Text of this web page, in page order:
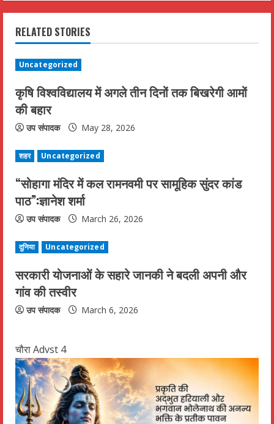
n
u
e
R
e
a
d
i
n
g
RELATED STORIES
Uncategorized
कृषि विश्वविद्यालय में अगले तीन दिनों तक बिखरेगी आमों
की बहार
उप संपादक May 28, 2026
शहर Uncategorized
“सोहागा मंदिर में कल रामनवमी पर सामूहिक सुंदर कांड
पाठ”:ज्ञानेश शर्मा
उप संपादक March 26, 2026
दुनिया Uncategorized
सरकारी योजनाओं के सहारे जानकी ने बदली अपनी और
गांव की तस्वीर
उप संपादक March 6, 2026
चौरा Advst 4